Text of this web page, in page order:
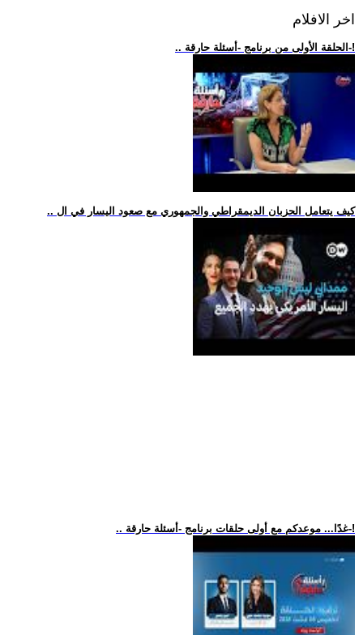
اخر الافلام
.. الحلقة الأولى من برنامج -أسئلة حارقة-!
.. كيف يتعامل الحزبان الديمقراطي والجمهوري مع صعود اليسار في ال
.. غدًا... موعدكم مع أولى حلقات برنامج -أسئلة حارقة-!